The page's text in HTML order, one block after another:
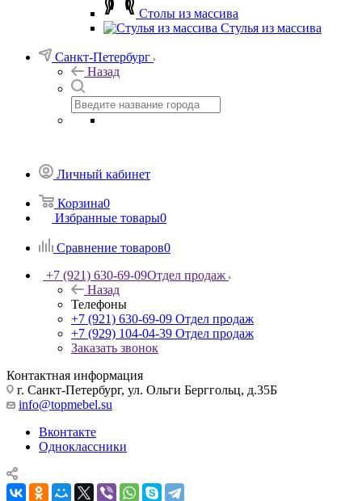
Столы из массива
Стулья из массива
Санкт-Петербург
Назад
Личный кабинет
Корзина0
Избранные товары0
Сравнение товаров0
+7 (921) 630-69-09Отдел продаж
Назад
Телефоны
+7 (921) 630-69-09 Отдел продаж
+7 (929) 104-04-39 Отдел продаж
Заказать звонок
Контактная информация
г. Санкт-Петербург, ул. Ольги Берггольц, д.35Б
info@topmebel.su
Вконтакте
Одноклассники